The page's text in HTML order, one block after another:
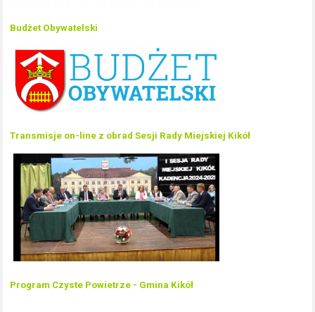
Budżet Obywatelski
Transmisje on-line z obrad Sesji Rady Miejskiej Kikół
Program Czyste Powietrze - Gmina Kikół